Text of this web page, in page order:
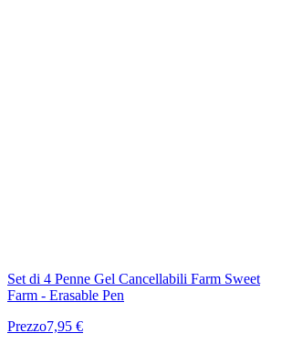
Set di 4 Penne Gel Cancellabili Farm Sweet
Farm - Erasable Pen
Prezzo7,95 €